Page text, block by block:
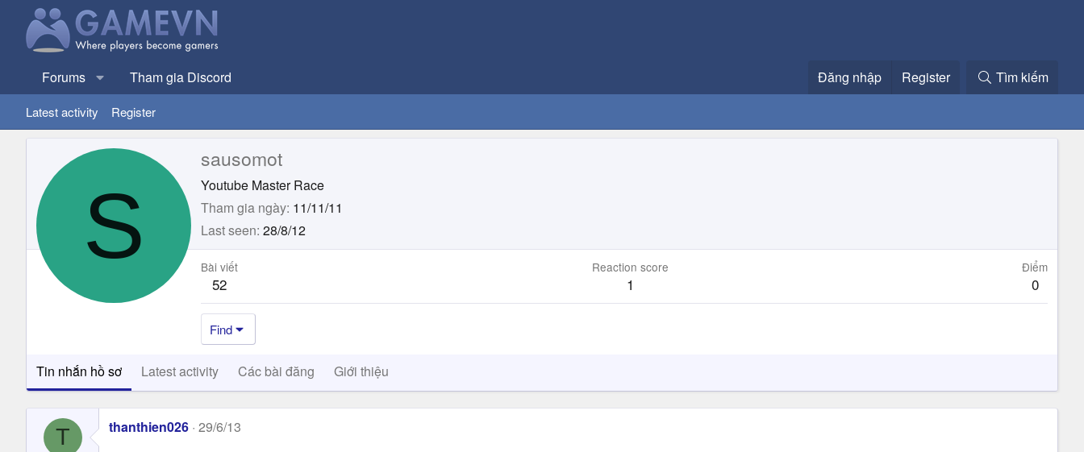
Forums Tham gia Discord Đăng nhập Register Tìm kiếm
Latest activity Register
S
sausomot
Youtube Master Race
Tham gia ngày 11/11/11
Last seen 28/8/12
Bài viết
52
Reaction score
1
Điểm
0
Find
Tin nhắn hồ sơ Latest activity Các bài đăng Giới thiệu
T thanthien026 29/6/13